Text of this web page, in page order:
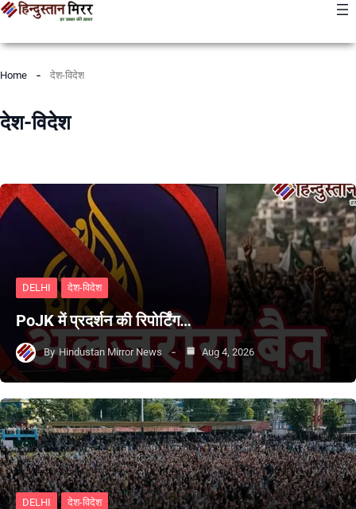
Home देश-विदेश
देश-विदेश
DELHI देश-विदेश
PoJK में प्रदर्शन की रिपोर्टिंग…
By Hindustan Mirror News Aug 4, 2026
DELHI देश-विदेश